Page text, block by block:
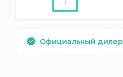
Официальный дилер